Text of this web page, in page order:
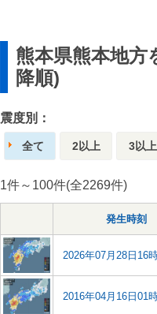
熊本県熊本地方
降順)
震度別：
全て 2以上 3以上
1件～100件(全2269件)
発生時刻
2026年07月28日16
2016年04月16日01